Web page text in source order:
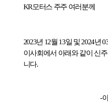
KR모터스 주주 여러분께
2023년 12월 13일 및 2024년
이사회에서 아래와 같이 신
니다.
-